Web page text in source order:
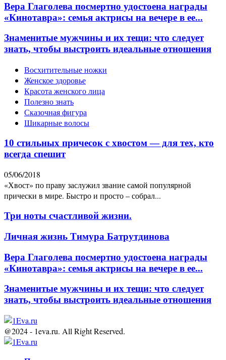
Вера Глаголева посмертно удостоена награды
«Кинотавра»: семья актрисы на вечере в ее...
Знаменитые мужчины и их тещи: что следует
знать, чтобы выстроить идеальные отношения
Восхитительные ножки
Женское здоровье
Красота женского лица
Полезно знать
Сказочная фигура
Шикарные волосы
10 стильных причесок с хвостом — для тех, кто
всегда спешит
05/06/2018
«Хвост» по праву заслужил звание самой популярной
прически в мире. Быстро и просто – собрал...
Три ноты счастливой жизни.
Личная жизнь Тимура Батрутдинова
Вера Глаголева посмертно удостоена награды
«Кинотавра»: семья актрисы на вечере в ее...
Знаменитые мужчины и их тещи: что следует
знать, чтобы выстроить идеальные отношения
@2024 - 1eva.ru. All Right Reserved.